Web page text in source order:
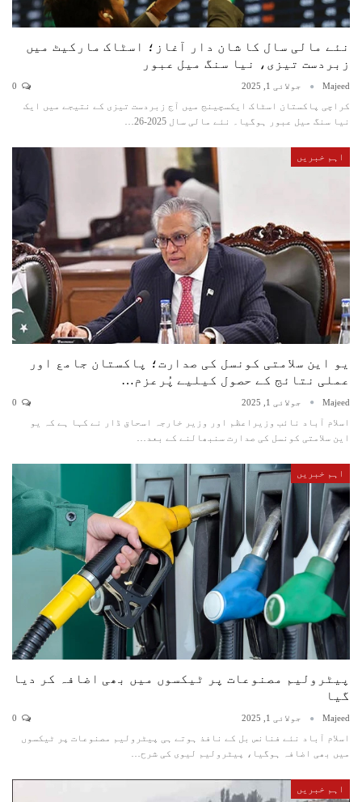
نئے مالی سال کا شان دار آغاز؛ اسٹاک مارکیٹ میں
زبردست تیزی، نیا سنگ میل عبور
Majeed جولائی 1, 2025
کراچی پاکستان اسٹاک ایکسچینج میں آج زبردست تیزی کے نتیجے میں ایک
نیا سنگ میل عبور ہوگیا۔ نئے مالی سال 2025-26…
اہم خبریں
یو این سلامتی کونسل کی صدارت؛ پاکستان جامع اور
عملی نتائج کے حصول کیلیے پُرعزم…
Majeed جولائی 1, 2025
اسلام آباد نائب وزیراعظم اور وزیر خارجہ اسحاق ڈار نے کہا ہے کہ یو
این سلامتی کونسل کی صدارت سنبھالنے کے بعد…
اہم خبریں
پیٹرولیم مصنوعات پر ٹیکسوں میں بھی اضافہ کر دیا
گیا
Majeed جولائی 1, 2025
اسلام آباد نئے فنانس بل کے نافذ ہوتے ہی پیٹرولیم مصنوعات پر ٹیکسوں
میں بھی اضافہ ہوگیا، پیٹرولیم لیوی کی شرح…
اہم خبریں